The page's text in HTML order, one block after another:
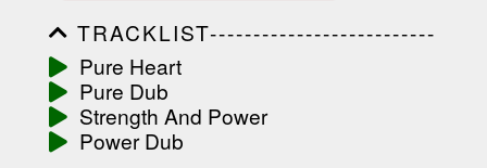
TRACKLIST--------------------------
-----------------------------------------
-----------------------------------------
-----------------------------------------
-----------------------------------------
-------------------
Pure Heart
Pure Dub
Strength And Power
Power Dub